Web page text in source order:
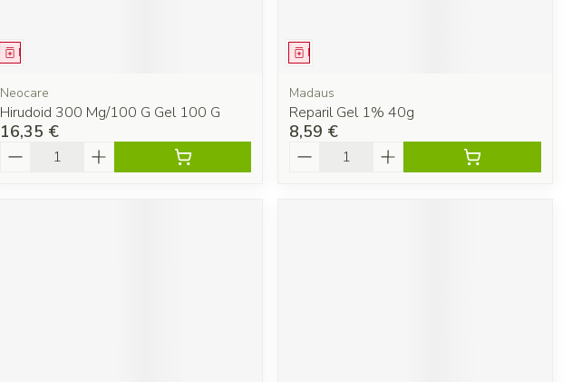
Médicament
Neocare
Hirudoid 300 Mg/100 G Gel 100 G
16,35 €
Quantité
Médicament
Madaus
Reparil Gel 1% 40g
8,59 €
Quantité